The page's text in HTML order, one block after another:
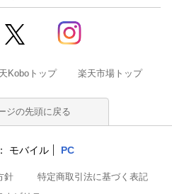
Koboトップ 楽天市場トップ
ジの先頭に戻る
モバイル PC
針
特定商取引法に基づく表記